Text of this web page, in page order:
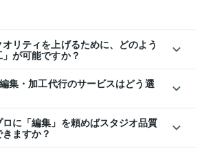
リティを上げるために、どのよう
が可能ですか？
集・加工代行のサービスはどう選
に「編集」を頼めばスタジオ品質
ますか？